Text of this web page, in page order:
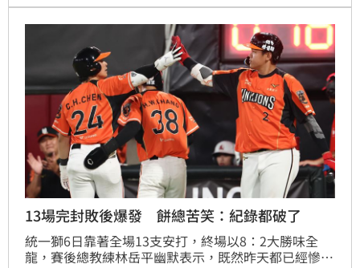
13場完封敗後爆發 餅總苦笑：紀錄都破了
統一獅6日靠著全場13支安打，終場以8：2大勝味全
龍，賽後總教練林岳平幽默表示，既然昨天都已經慘遭